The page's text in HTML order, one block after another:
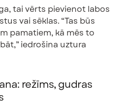
tai vērts pievienot labos
vai sēklas. “Tas būs
pamatiem, kā mēs to
iedrošina uztura
režīms, gudras